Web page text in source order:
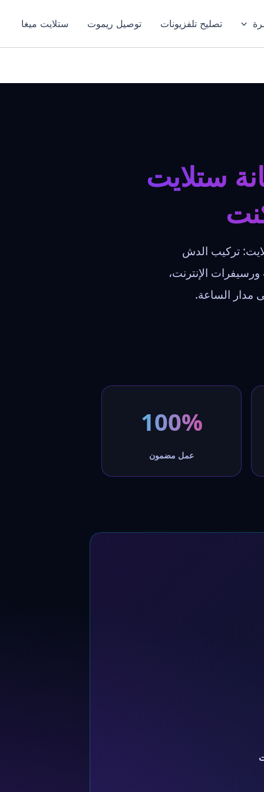
تصليح تلفزيونات توصيل ريموت ستلايت ميغا
ستلايت
تركيب الدش
الإنترنت،
مدار الساعة.
100%
عمل مضمون